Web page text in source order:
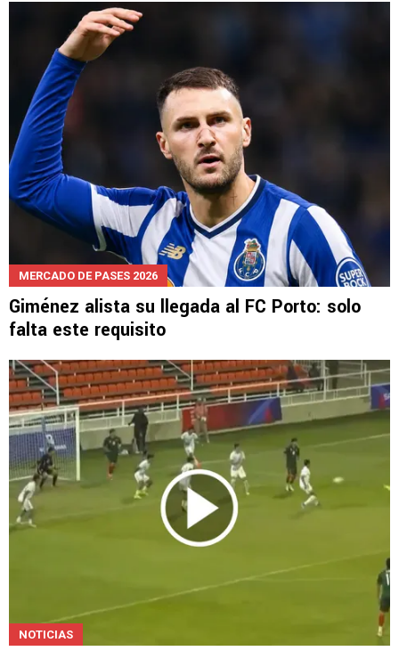
MERCADO DE PASES 2026
Giménez alista su llegada al FC Porto: solo
falta este requisito
NOTICIAS